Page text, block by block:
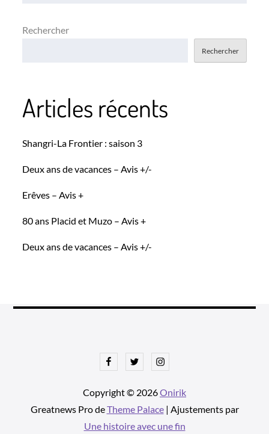
Rechercher
Rechercher
Articles récents
Shangri-La Frontier : saison 3
Deux ans de vacances – Avis +/-
Erêves – Avis +
80 ans Placid et Muzo – Avis +
Deux ans de vacances – Avis +/-
FacebookTwitterInstagram
Copyright © 2026Onirik
Greatnews Pro deTheme Palace| Ajustements par
Une histoire avec une fin